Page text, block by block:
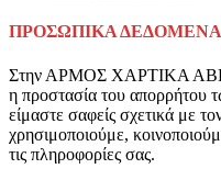
ΠΡΟΣΩΠΙΚΑ ΔΕΔΟΜΕΝΑ
Στην ΑΡΜΟΣ ΧΑΡΤΙΚΑ ΑΒΕΕ
η προστασία του απορρήτου
είμαστε σαφείς σχετικά με
χρησιμοποιούμε,
τις πληροφορίες σας.